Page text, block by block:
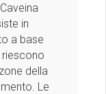
in
a base
riescono
della
Le